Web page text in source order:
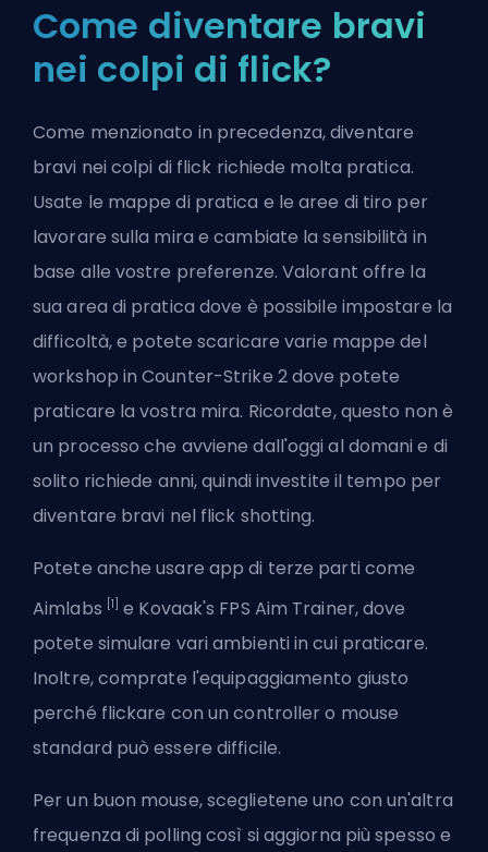
Come diventare bravi
nei colpi di flick?
Come menzionato in precedenza, diventare
bravi nei colpi di flick richiede molta pratica.
Usate le mappe di pratica e le aree di tiro per
lavorare sulla mira e cambiate la sensibilità in
base alle vostre preferenze. Valorant offre la
sua area di pratica dove è possibile impostare la
difficoltà, e potete scaricare varie mappe del
workshop in Counter-Strike 2 dove potete
praticare la vostra mira. Ricordate, questo non è
un processo che avviene dall'oggi al domani e di
solito richiede anni, quindi investite il tempo per
diventare bravi nel flick shotting.
Potete anche usare app di terze parti come
Aimlabs [1] e Kovaak's FPS Aim Trainer, dove
potete simulare vari ambienti in cui praticare.
Inoltre, comprate l'equipaggiamento giusto
perché flickare con un controller o mouse
standard può essere difficile.
Per un buon mouse, sceglietene uno con un'altra
frequenza di polling così si aggiorna più spesso e